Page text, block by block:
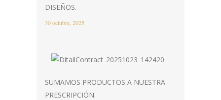
DISEÑOS.
30 octubre, 2025
SUMAMOS PRODUCTOS A NUESTRA
PRESCRIPCIÓN.